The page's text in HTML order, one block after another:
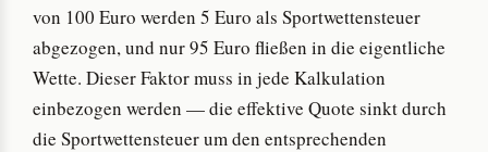
von 100 Euro werden 5 Euro als Sportwettensteuer
abgezogen, und nur 95 Euro fließen in die eigentliche
Wette. Dieser Faktor muss in jede Kalkulation
einbezogen werden — die effektive Quote sinkt durch
die Sportwettensteuer um den entsprechenden